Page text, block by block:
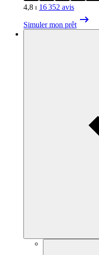
4,8 ⏐ 16 352 avis
Simuler mon prêt